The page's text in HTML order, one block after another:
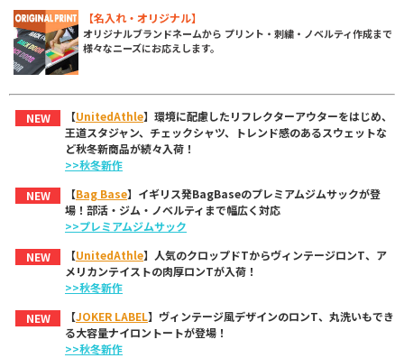
【名入れ・オリジナル】
オリジナルブランドネームから プリント・刺繍・ノベルティ作成まで
様々なニーズにお応えします。
NEW 【UnitedAthle】環境に配慮したリフレクターアウターをはじめ、
王道スタジャン、チェックシャツ、トレンド感のあるスウェットな
ど秋冬新商品が続々入荷！
>>秋冬新作
NEW
【Bag Base】イギリス発BagBaseのプレミアムジムサックが登
場！部活・ジム・ノベルティまで幅広く対応
>>プレミアムジムサック
NEW
【UnitedAthle】人気のクロップドTからヴィンテージロンT、ア
メリカンテイストの肉厚ロンTが入荷！
>>秋冬新作
NEW
【JOKER LABEL】ヴィンテージ風デザインのロンT、丸洗いもでき
る大容量ナイロントートが登場！
>>秋冬新作